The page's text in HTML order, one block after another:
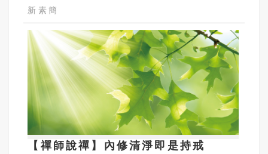
新素簡
【禪師說禪】內修清淨即是持戒